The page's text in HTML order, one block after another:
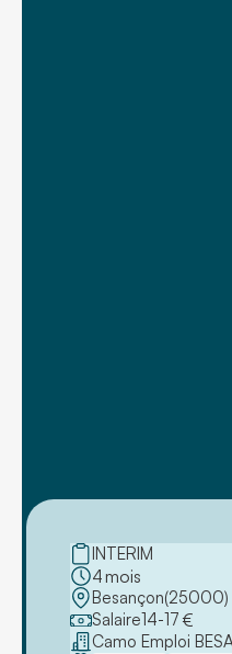
INTERIM
4mois
Besançon(25000)
Salaire14-17 €
Camo Emploi